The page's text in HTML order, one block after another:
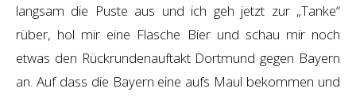
langsam die Puste aus und ich geh jetzt zur „Tanke“
rüber, hol mir eine Flasche Bier und schau mir noch
etwas den Rückrundenauftakt Dortmund gegen Bayern
an. Auf dass die Bayern eine aufs Maul bekommen und